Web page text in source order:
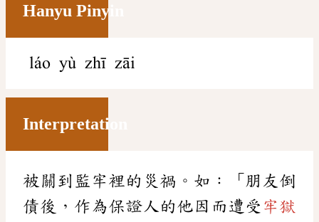
Hanyu Pinyin
láo yù zhī zāi
Interpretation
被關到監牢裡的災禍。如：「朋友倒
債後，作為保證人的他因而遭受 牢獄